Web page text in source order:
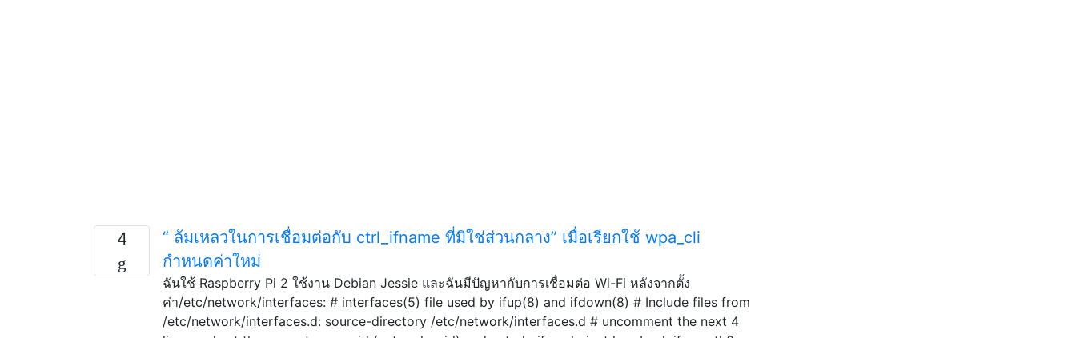
4
“ ล้มเหลวในการเชื่อมต่อกับ ctrl_ifname ที่มิใช่ส่วนกลาง” เมื่อเรียกใช้ wpa_cli
กำหนดค่าใหม่
ฉันใช้ Raspberry Pi 2 ใช้งาน Debian Jessie และฉันมีปัญหากับการเชื่อมต่อ Wi-Fi หลังจากตั้ง
ค่า/etc/network/interfaces: # interfaces(5) file used by ifup(8) and ifdown(8) # Include files from
/etc/network/interfaces.d: source-directory /etc/network/interfaces.d # uncomment the next 4